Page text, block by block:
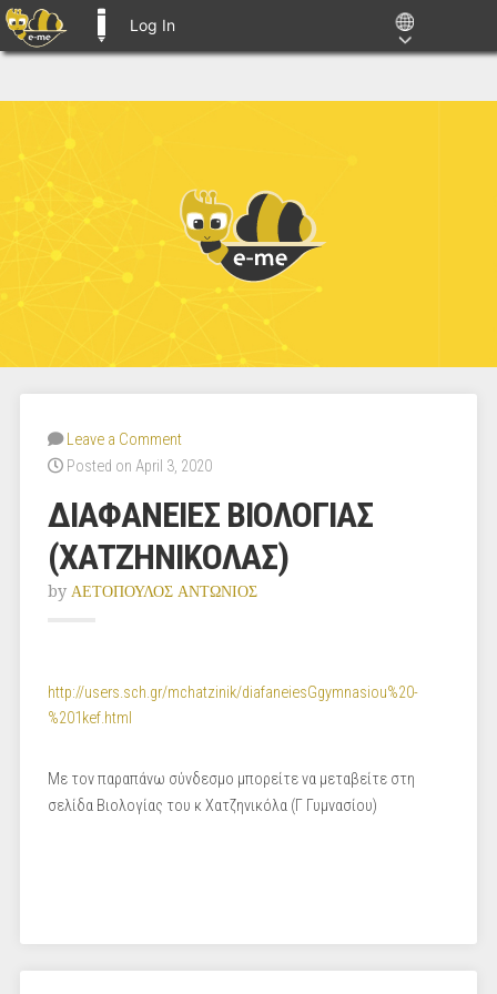
Log In
Leave a Comment
Posted on April 3, 2020
ΔΙΑΦΑΝΕΙΕΣ ΒΙΟΛΟΓΙΑΣ
(ΧΑΤΖΗΝΙΚΟΛΑΣ)
by ΑΕΤΟΠΟΥΛΟΣ ΑΝΤΩΝΙΟΣ
http://users.sch.gr/mchatzinik/diafaneiesGgymnasiou%20-
%201kef.html
Με τον παραπάνω σύνδεσμο μπορείτε να μεταβείτε στη
σελίδα Βιολογίας του κ Χατζηνικόλα (Γ Γυμνασίου)